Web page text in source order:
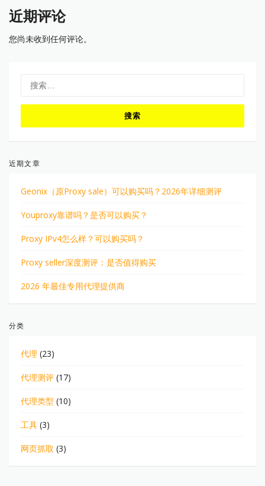
近期评论
您尚未收到任何评论。
索：
近期文章
Geonix（原Proxy sale）可以购买吗？2026年详细测评
Youproxy靠谱吗？是否可以购买？
Proxy IPv4怎么样？可以购买吗？
Proxy seller深度测评：是否值得购买
2026 年最佳专用代理提供商
分类
代理 (23)
代理测评 (17)
代理类型 (10)
工具 (3)
网页抓取 (3)